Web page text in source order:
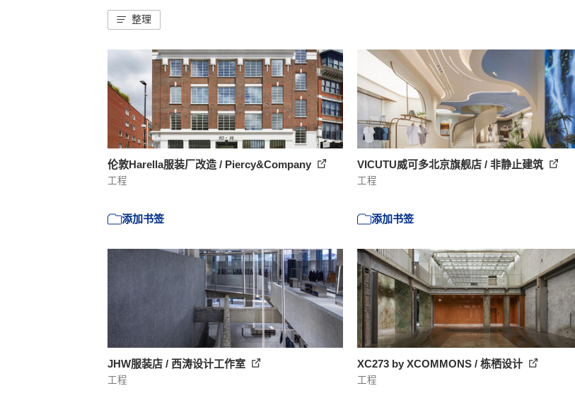
整理
伦敦Harella服装厂改造 / Piercy&Company
工程
添加书签
VICUTU威可多北京旗舰店 / 非静止建筑
工程
添加书签
JHW服装店 / 西涛设计工作室
工程
XC273 by XCOMMONS / 栋栖设计
工程